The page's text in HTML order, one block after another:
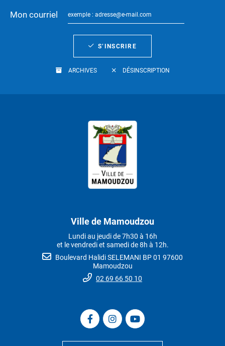
Mon courriel
S’INSCRIRE
ARCHIVES DÉSINSCRIPTION
Ville de Mamoudzou
Lundi au jeudi de 7h30 à 16h
et le vendredi et samedi de 8h à 12h.
Boulevard Halidi SELEMANI BP 01 97600
Mamoudzou
02 69 66 50 10